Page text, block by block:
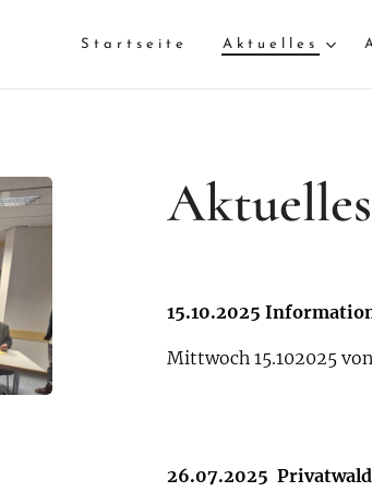
Startseite Aktuelles
Aktuelles
15.10.2025
Mittwoch 15.102025
26.07.2025